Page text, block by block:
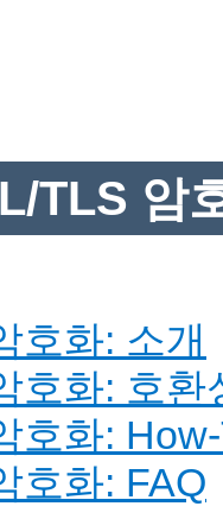
TLS 암
호화: 소개
호화: 호환
호화:
호화: FAQ